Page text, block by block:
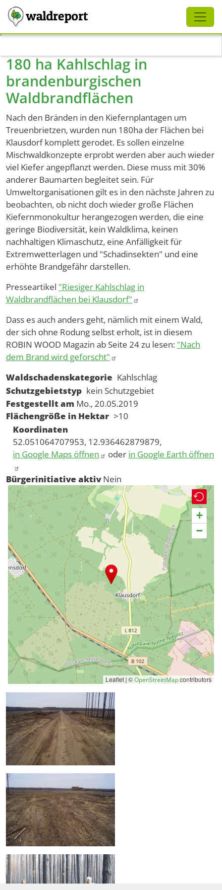
waldreport
180 ha Kahlschlag in
brandenburgischen
Waldbrandflächen
Nach den Bränden in den Kiefernplantagen um
Treuenbrietzen, wurden nun 180ha der Flächen bei
Klausdorf komplett gerodet. Es sollen einzelne
Mischwaldkonzepte erprobt werden aber auch wieder
viel Kiefer angepflanzt werden. Diese muss mit 30%
anderer Baumarten begleitet sein. Für
Umweltorganisationen gilt es in den nächste Jahren zu
beobachten, ob nicht doch wieder große Flächen
Kiefernmonokultur herangezogen werden, die eine
geringe Biodiversität, kein Waldklima, keinen
nachhaltigen Klimaschutz, eine Anfälligkeit für
Extremwetterlagen und "Schadinsekten" und eine
erhöhte Brandgefähr darstellen.
Presseartikel "Riesiger Kahlschlag in
Waldbrandflächen bei Klausdorf"
Dass es auch anders geht, nämlich mit einem Wald,
der sich ohne Rodung selbst erholt, ist in diesem
ROBIN WOOD Magazin ab Seite 24 zu lesen: "Nach
dem Brand wird geforscht"
Waldschadenskategorie Kahlschlag
Schutzgebietstyp kein Schutzgebiet
Festgestellt am Mo., 20.05.2019
Flächengröße in Hektar >10
Koordinaten
52.051064707953, 12.936462879879,
in Google Maps öffnen
oder in Google Earth öffnen
Bürgerinitiative aktiv Nein
+
−
Leaflet | ©OpenStreetMapcontributors
Schliessen